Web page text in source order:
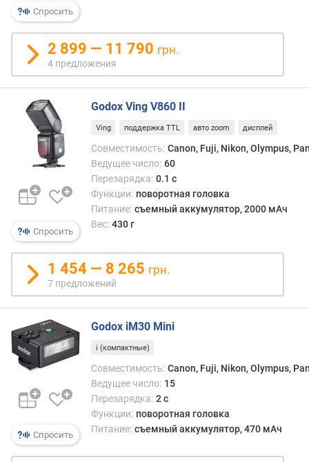
и
о
в
(
ш
)
р
а
л
е
и
щ
н
о
т
ь
у
Спросить
2 899 — 11 790 грн.
4 предложения
Спросить
Godox Ving V860 II
Ving поддержка TTL авто zoom дисплей
Совместимость: Canon, Fuji, Nikon, Olympus,
Ведущее число: 60
Перезарядка: 0.1 с
Функции: поворотная головка
Питание: съемный аккумулятор, 2000 мАч
Вес: 430 г
1 454 — 8 265 грн.
7 предложений
Спросить
Godox iM30 Mini
i (компактные)
Совместимость: Canon, Fuji, Nikon, Olympus,
Ведущее число: 15
Перезарядка: 2 с
Функции: поворотная головка
Питание: съемный аккумулятор, 470 мАч